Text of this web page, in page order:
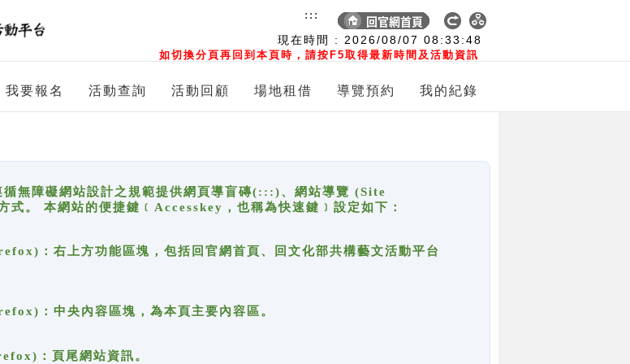
現在時間 : 2026/08/07 08:33:48
如切換分頁再回到本頁時，請按F5取得最新時間及活動資訊
:::
我要報名 活動查詢 活動回顧 場地租借 導覽預約 我的紀錄
無障礙網站設計之規範提供網頁導盲磚(:::)、網站導覽 (Site
。 本網站的便捷鍵﹝Accesskey，也稱為快速鍵﹞設定如下：
：右上方功能區塊，包括回官網首頁、回文化部共構藝文活動平台
：中央內容區塊，為本頁主要內容區。
：頁尾網站資訊。